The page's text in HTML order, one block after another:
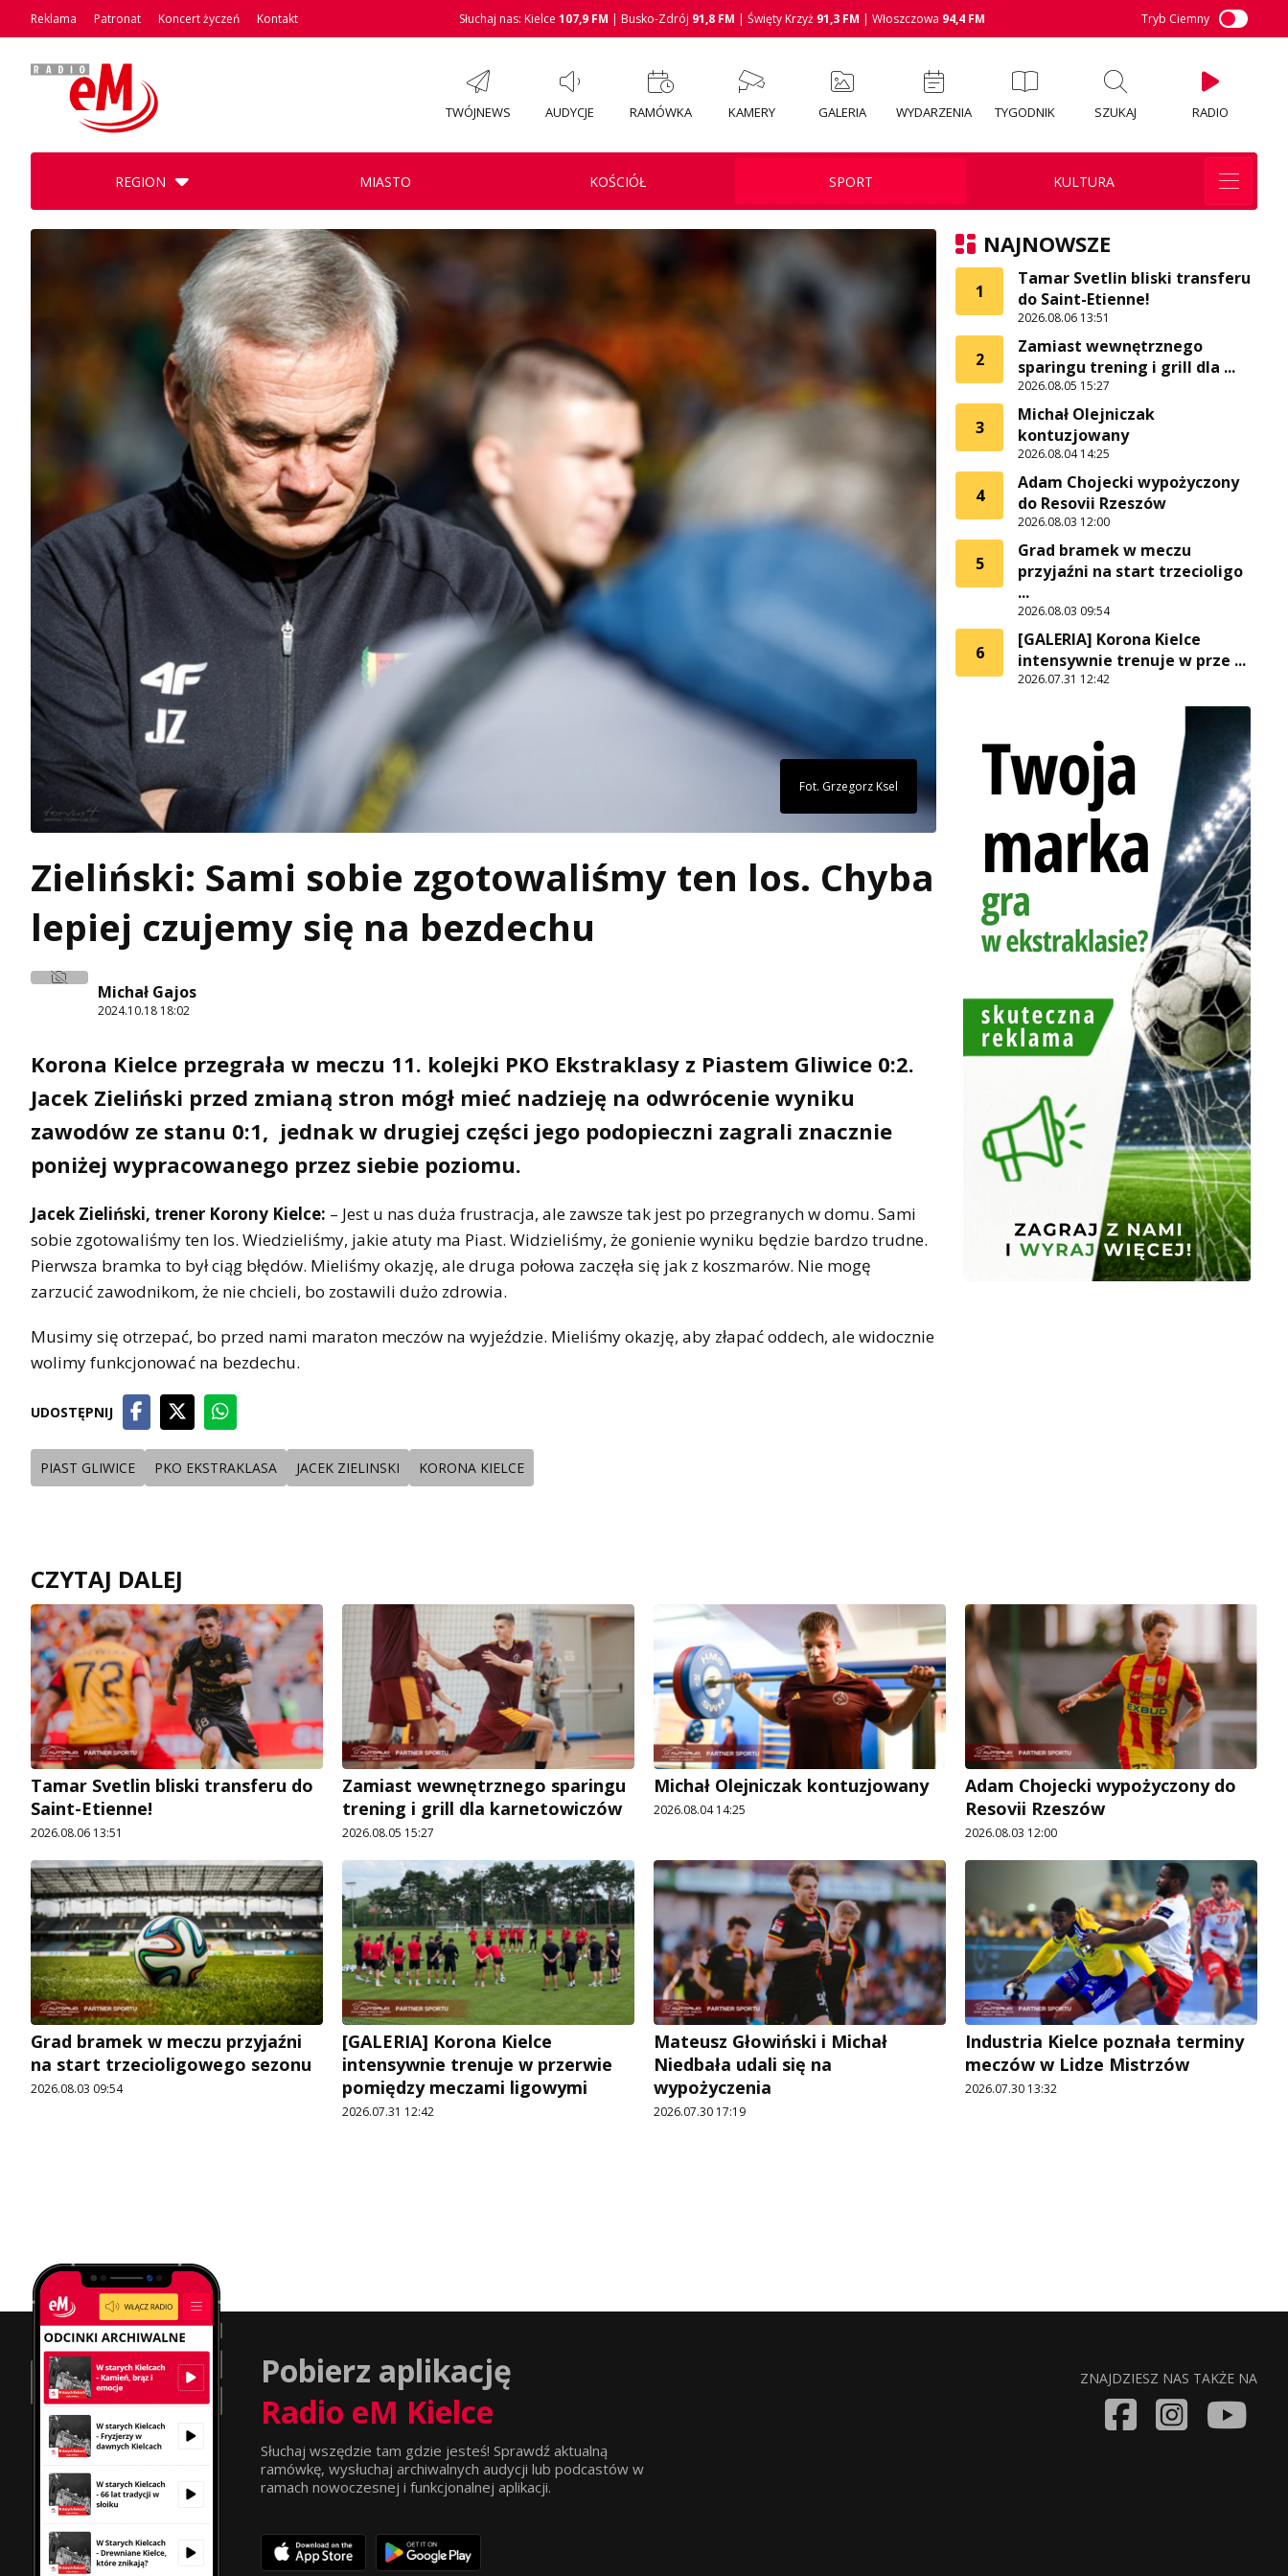
Reklama Patronat Koncert życzeń Kontakt Słuchaj nas: Kielce 107,9 FM | Busko-Zdrój 91,8 FM | Święty Krzyż 91,3 FM | Włoszczowa 94,4 FM Tryb Ciemny
TWÓJNEWS AUDYCJE RAMÓWKA KAMERY GALERIA WYDARZENIA TYGODNIK SZUKAJ RADIO
REGION MIASTO KOŚCIÓŁ SPORT KULTURA
Fot. Grzegorz Ksel
Zieliński: Sami sobie zgotowaliśmy ten los. Chyba
lepiej czujemy się na bezdechu
Michał Gajos
2024.10.18 18:02
Korona Kielce przegrała w meczu 11. kolejki PKO Ekstraklasy z Piastem Gliwice 0:2.
Jacek Zieliński przed zmianą stron mógł mieć nadzieję na odwrócenie wyniku
zawodów ze stanu 0:1, jednak w drugiej części jego podopieczni zagrali znacznie
poniżej wypracowanego przez siebie poziomu.
Jacek Zieliński, trener Korony Kielce: – Jest u nas duża frustracja, ale zawsze tak jest po przegranych w domu. Sami
sobie zgotowaliśmy ten los. Wiedzieliśmy, jakie atuty ma Piast. Widzieliśmy, że gonienie wyniku będzie bardzo trudne.
Pierwsza bramka to był ciąg błędów. Mieliśmy okazję, ale druga połowa zaczęła się jak z koszmarów. Nie mogę
zarzucić zawodnikom, że nie chcieli, bo zostawili dużo zdrowia.
Musimy się otrzepać, bo przed nami maraton meczów na wyjeździe. Mieliśmy okazję, aby złapać oddech, ale widocznie
wolimy funkcjonować na bezdechu.
UDOSTĘPNIJ
PIAST GLIWICE PKO EKSTRAKLASA JACEK ZIELINSKI KORONA KIELCE
NAJNOWSZE
1
Tamar Svetlin bliski transferu
do Saint-Etienne!
2026.08.06 13:51
2
Zamiast wewnętrznego
sparingu trening i grill dla ...
2026.08.05 15:27
3
Michał Olejniczak
kontuzjowany
2026.08.04 14:25
4
Adam Chojecki wypożyczony
do Resovii Rzeszów
2026.08.03 12:00
5
Grad bramek w meczu
przyjaźni na start trzecioligo
...
2026.08.03 09:54
6
[GALERIA] Korona Kielce
intensywnie trenuje w prze ...
2026.07.31 12:42
CZYTAJ DALEJ
Tamar Svetlin bliski transferu do
Saint-Etienne!
2026.08.06 13:51
Zamiast wewnętrznego sparingu
trening i grill dla karnetowiczów
2026.08.05 15:27
Michał Olejniczak kontuzjowany
2026.08.04 14:25
Adam Chojecki wypożyczony do
Resovii Rzeszów
2026.08.03 12:00
Grad bramek w meczu przyjaźni
na start trzecioligowego sezonu
2026.08.03 09:54
[GALERIA] Korona Kielce
intensywnie trenuje w przerwie
pomiędzy meczami ligowymi
2026.07.31 12:42
Mateusz Głowiński i Michał
Niedbała udali się na
wypożyczenia
2026.07.30 17:19
Industria Kielce poznała terminy
meczów w Lidze Mistrzów
2026.07.30 13:32
Pobierz aplikację
Radio eM Kielce
Słuchaj wszędzie tam gdzie jesteś! Sprawdź aktualną
ramówkę, wysłuchaj archiwalnych audycji lub podcastów w
ramach nowoczesnej i funkcjonalnej aplikacji.
ZNAJDZIESZ NAS TAKŻE NA